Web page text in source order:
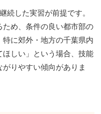
続した実習が前提です。
め、条件の良い都市部の
に郊外・地方の千葉県内
しい」という場合、技能
りやすい傾向がありま